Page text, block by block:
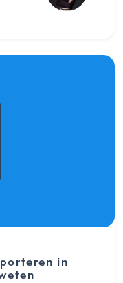
in